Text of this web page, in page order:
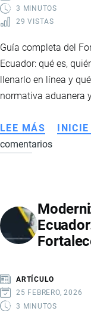
CÓMO
OBTENER
3 MINUTOS
29 VISTAS
Guía completa del
Ecuador: qué es,
llenarlo en línea y
normativa aduanera
LEE MÁS SOBRE
CÓMO
DE
INICIE
comentarios
ARTÍCULO
25 FEBRERO, 2026
3 MINUTOS